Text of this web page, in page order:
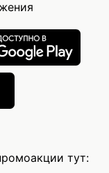
тут: